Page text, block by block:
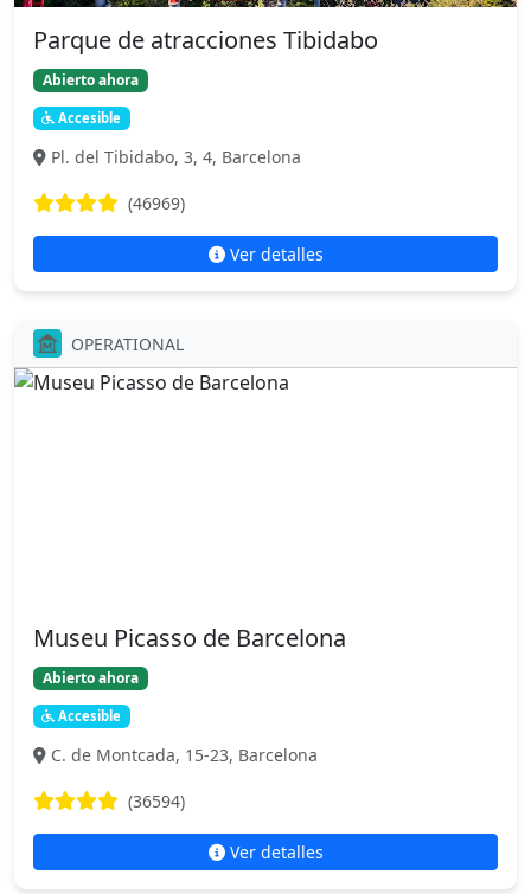
Parque de atracciones Tibidabo
Abierto ahora
Accesible
Pl. del Tibidabo, 3, 4, Barcelona
(46969)
Ver detalles
OPERATIONAL
Museu Picasso de Barcelona
Abierto ahora
Accesible
C. de Montcada, 15-23, Barcelona
(36594)
Ver detalles